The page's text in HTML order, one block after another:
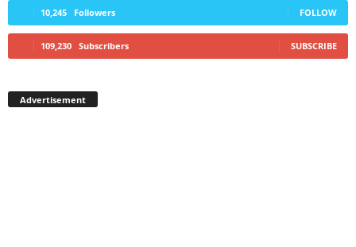
10,245 Followers FOLLOW
109,230 Subscribers SUBSCRIBE
Advertisement